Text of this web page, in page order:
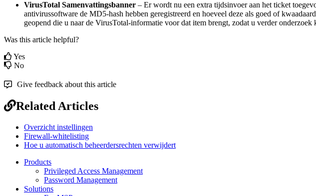
VirusTotal Samenvattingsbanner – Er wordt nu een extra tijdsinvoer aan het ticket
antivirussoftware de MD5-hash hebben geregistreerd en hoeveel deze als goed of
geopend die u naar de VirusTotal-informatie voor dat item brengt, zodat u verder onderzoek
Was this article helpful?
Yes
No
Give feedback about this article
Related Articles
Overzicht instellingen
Firewall-whitelisting
Hoe u automatisch beheerdersrechten verwijdert
Products
Privileged Access Management
Password Management
Solutions